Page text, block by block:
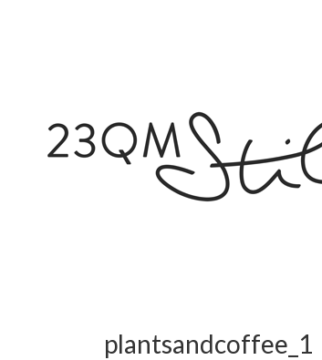
plantsandcoffee_1